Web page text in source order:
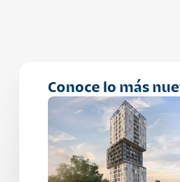
Conoce lo más